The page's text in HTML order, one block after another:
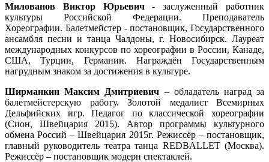
Милованов Виктор Юрьевич- заслуженный работник
культуры Российской Федерации. Преподаватель
Хореографии. Балетмейстер - постановщик, Государственного
ансамбля песни и танца Чалдоны, г. Новосибирск. Лауреат
международных конкурсов по хореографии в России, Канаде,
США, Турции, Германии. Награждён Государственным
нагрудным знаком за достижения в культуре.
Ширманкин Максим Дмитриевич – обладатель наград за
балетмейстерскую работу. Золотой медалист Всемирных
Дельфийских игр. Педагог по классической хореографии
(Сион, Швейцария 2015). Автор программы культурного
обмена Россий – Швейцария 2015г. Режиссёр – постановщик,
главный руководитель театра танца REDBALLET (Москва).
Режиссёр – постановщик модерн спектаклей.